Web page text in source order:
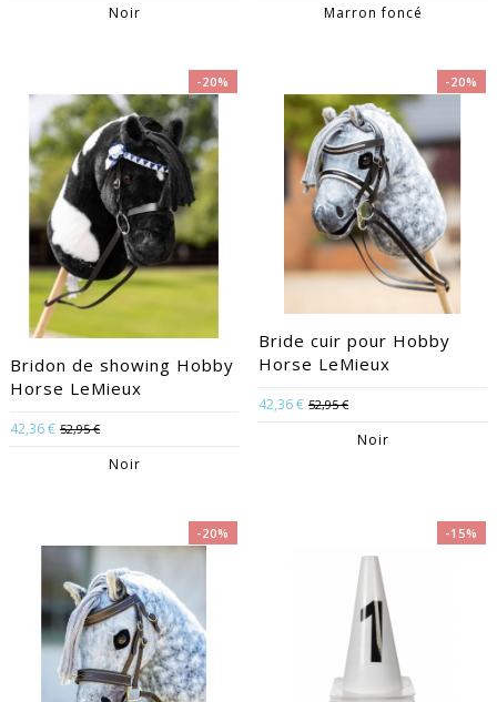
Noir Marron foncé
-20%
Bridon de showing Hobby
Horse LeMieux
42,36 € 52,95 €
Noir
-20%
Bride cuir pour Hobby
Horse LeMieux
42,36 € 52,95 €
Noir
-20% -15%